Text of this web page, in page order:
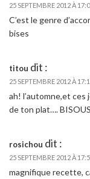
25 SEPTEMBRE 2012 À
C’est le genre
bises
titou dit :
25 SEPTEMBRE 2012 À
ah! l’automne,et ces
de ton plat….
rosichou dit :
25 SEPTEMBRE 2012 À
magnifique recette,